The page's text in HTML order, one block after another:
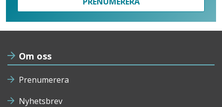
Om oss
Prenumerera
Nyhetsbrev